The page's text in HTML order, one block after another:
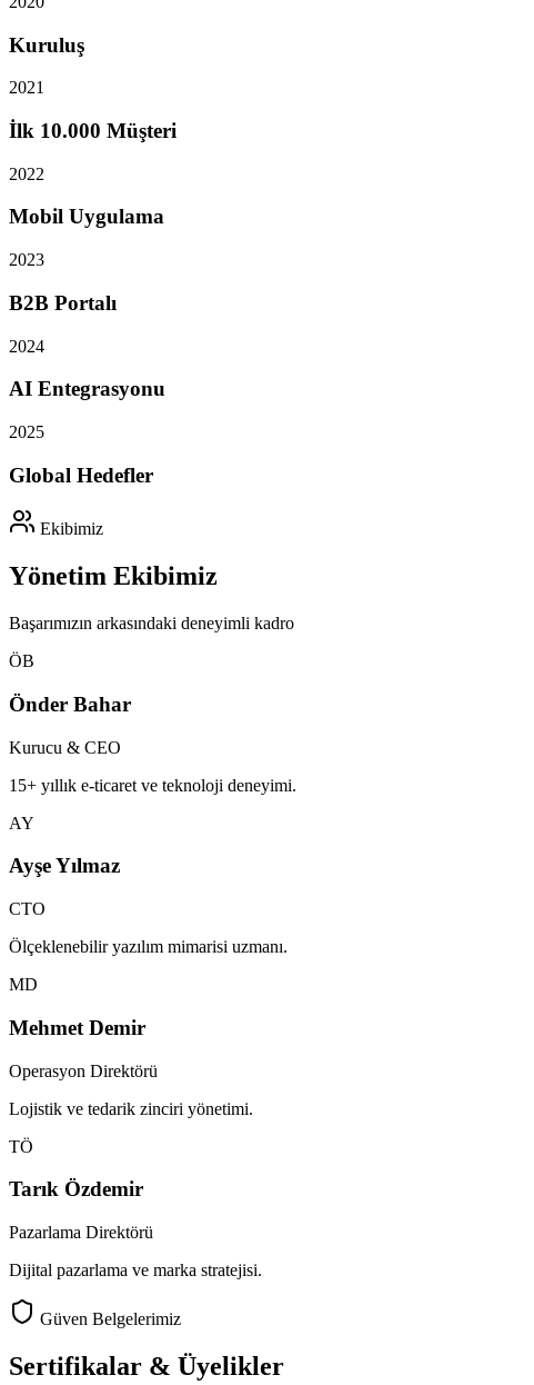
Kuruluş
2021
İlk 10.000 Müşteri
2022
Mobil Uygulama
2023
B2B Portalı
2024
AI Entegrasyonu
2025
Global Hedefler
Ekibimiz
Yönetim Ekibimiz
Başarımızın arkasındaki deneyimli kadro
ÖB
Önder Bahar
Kurucu & CEO
15+ yıllık e-ticaret ve teknoloji deneyimi.
AY
Ayşe Yılmaz
CTO
Ölçeklenebilir yazılım mimarisi uzmanı.
MD
Mehmet Demir
Operasyon Direktörü
Lojistik ve tedarik zinciri yönetimi.
TÖ
Tarık Özdemir
Pazarlama Direktörü
Dijital pazarlama ve marka stratejisi.
Güven Belgelerimiz
Sertifikalar & Üyelikler